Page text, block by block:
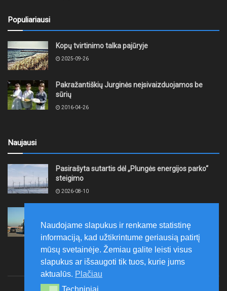
Populiariausi
Kopų tvirtinimo talka pajūryje
2025-09-26
Pakražantiškių Jurginės neįsivaizduojamos be
sūrių
2016-04-26
Naujausi
Pasirašyta sutartis dėl „Plungės energijos parko“
steigimo
2026-08-10
degalinėse sumažėjo
2026-08-10
Naudojame slapukus ir renkame statistinę
informaciją, kad užtikrintume geriausią patirtį
mūsų svetainėje. Žemiau galite leisti visus
slapukus ar išsaugoti tik tuos, kurie jums
aktualūs. Plačiau
Techniniai